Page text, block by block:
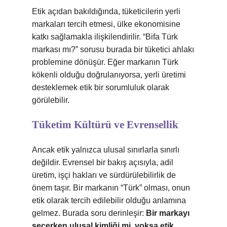
Etik açıdan bakıldığında, tüketicilerin yerli
markaları tercih etmesi, ülke ekonomisine
katkı sağlamakla ilişkilendirilir. “Bifa Türk
markası mı?” sorusu burada bir tüketici ahlakı
problemine dönüşür. Eğer markanın Türk
kökenli olduğu doğrulanıyorsa, yerli üretimi
desteklemek etik bir sorumluluk olarak
görülebilir.
Tüketim Kültürü ve Evrensellik
Ancak etik yalnızca ulusal sınırlarla sınırlı
değildir. Evrensel bir bakış açısıyla, adil
üretim, işçi hakları ve sürdürülebilirlik de
önem taşır. Bir markanın “Türk” olması, onun
etik olarak tercih edilebilir olduğu anlamına
gelmez. Burada soru derinleşir: Bir markayı